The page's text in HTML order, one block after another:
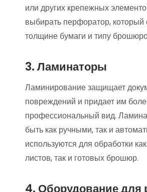
или других крепежных
выбирать перфоратор, который
толщине бумаги и типу
3. Ламинаторы
Ламинирование защищает
повреждений и придает им
профессиональный вид.
быть как ручными, так и
используются для обработки
листов, так и готовых брошюр.
4. Оборудование для